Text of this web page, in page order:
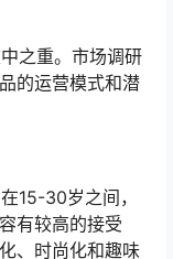
之重。市场调研
的运营模式和潜
15-30岁之间，
有较高的接受
、时尚化和趣味